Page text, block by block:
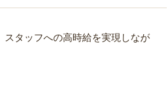
タッフへの高時給を実現しなが